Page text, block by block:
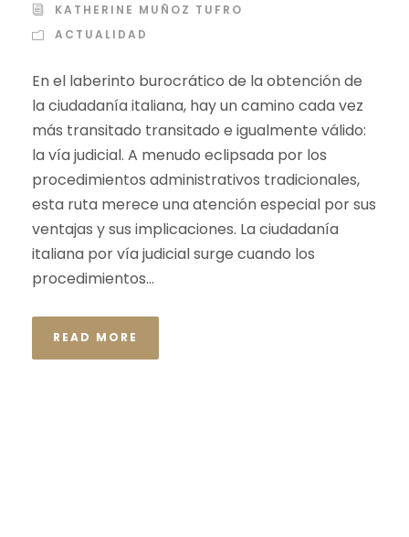
KATHERINE MUÑOZ TUFRO
ACTUALIDAD
En el laberinto burocrático de la obtención de
la ciudadanía italiana, hay un camino cada vez
más transitado transitado e igualmente válido:
la vía judicial. A menudo eclipsada por los
procedimientos administrativos tradicionales,
esta ruta merece una atención especial por sus
ventajas y sus implicaciones. La ciudadanía
italiana por vía judicial surge cuando los
procedimientos...
READ MORE